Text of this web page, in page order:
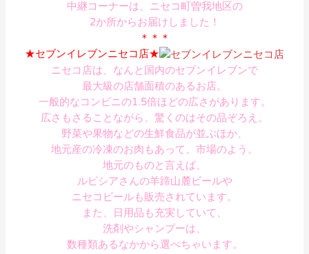
中継コーナーは、ニセコ町曽我地区の
2か所からお届けしました！
＊＊＊
★セブンイレブンニセコ店★
ニセコ店は、なんと国内のセブンイレブンで
最大級の店舗面積のあるお店。
一般的なコンビニの1.5倍ほどの広さがあります。
広さもさることながら、驚くのはその品ぞろえ。
野菜や果物などの生鮮食品が並ぶほか、
地元産の冷凍のお肉もあって、市場のよう。
地元のものと言えば、
ルピシアさんの羊蹄山麓ビールや
ニセコビールも販売されています。
また、日用品も充実していて、
洗剤やシャンプーは、
数種類あるなかから選べちゃいます。